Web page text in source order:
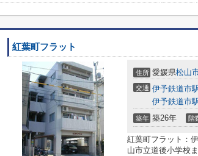
紅葉町フラット
住所 愛媛県松山
交通 伊予鉄道市
伊予鉄道市
築年 築26年 階
紅葉町フラット：
山市立道後小学校